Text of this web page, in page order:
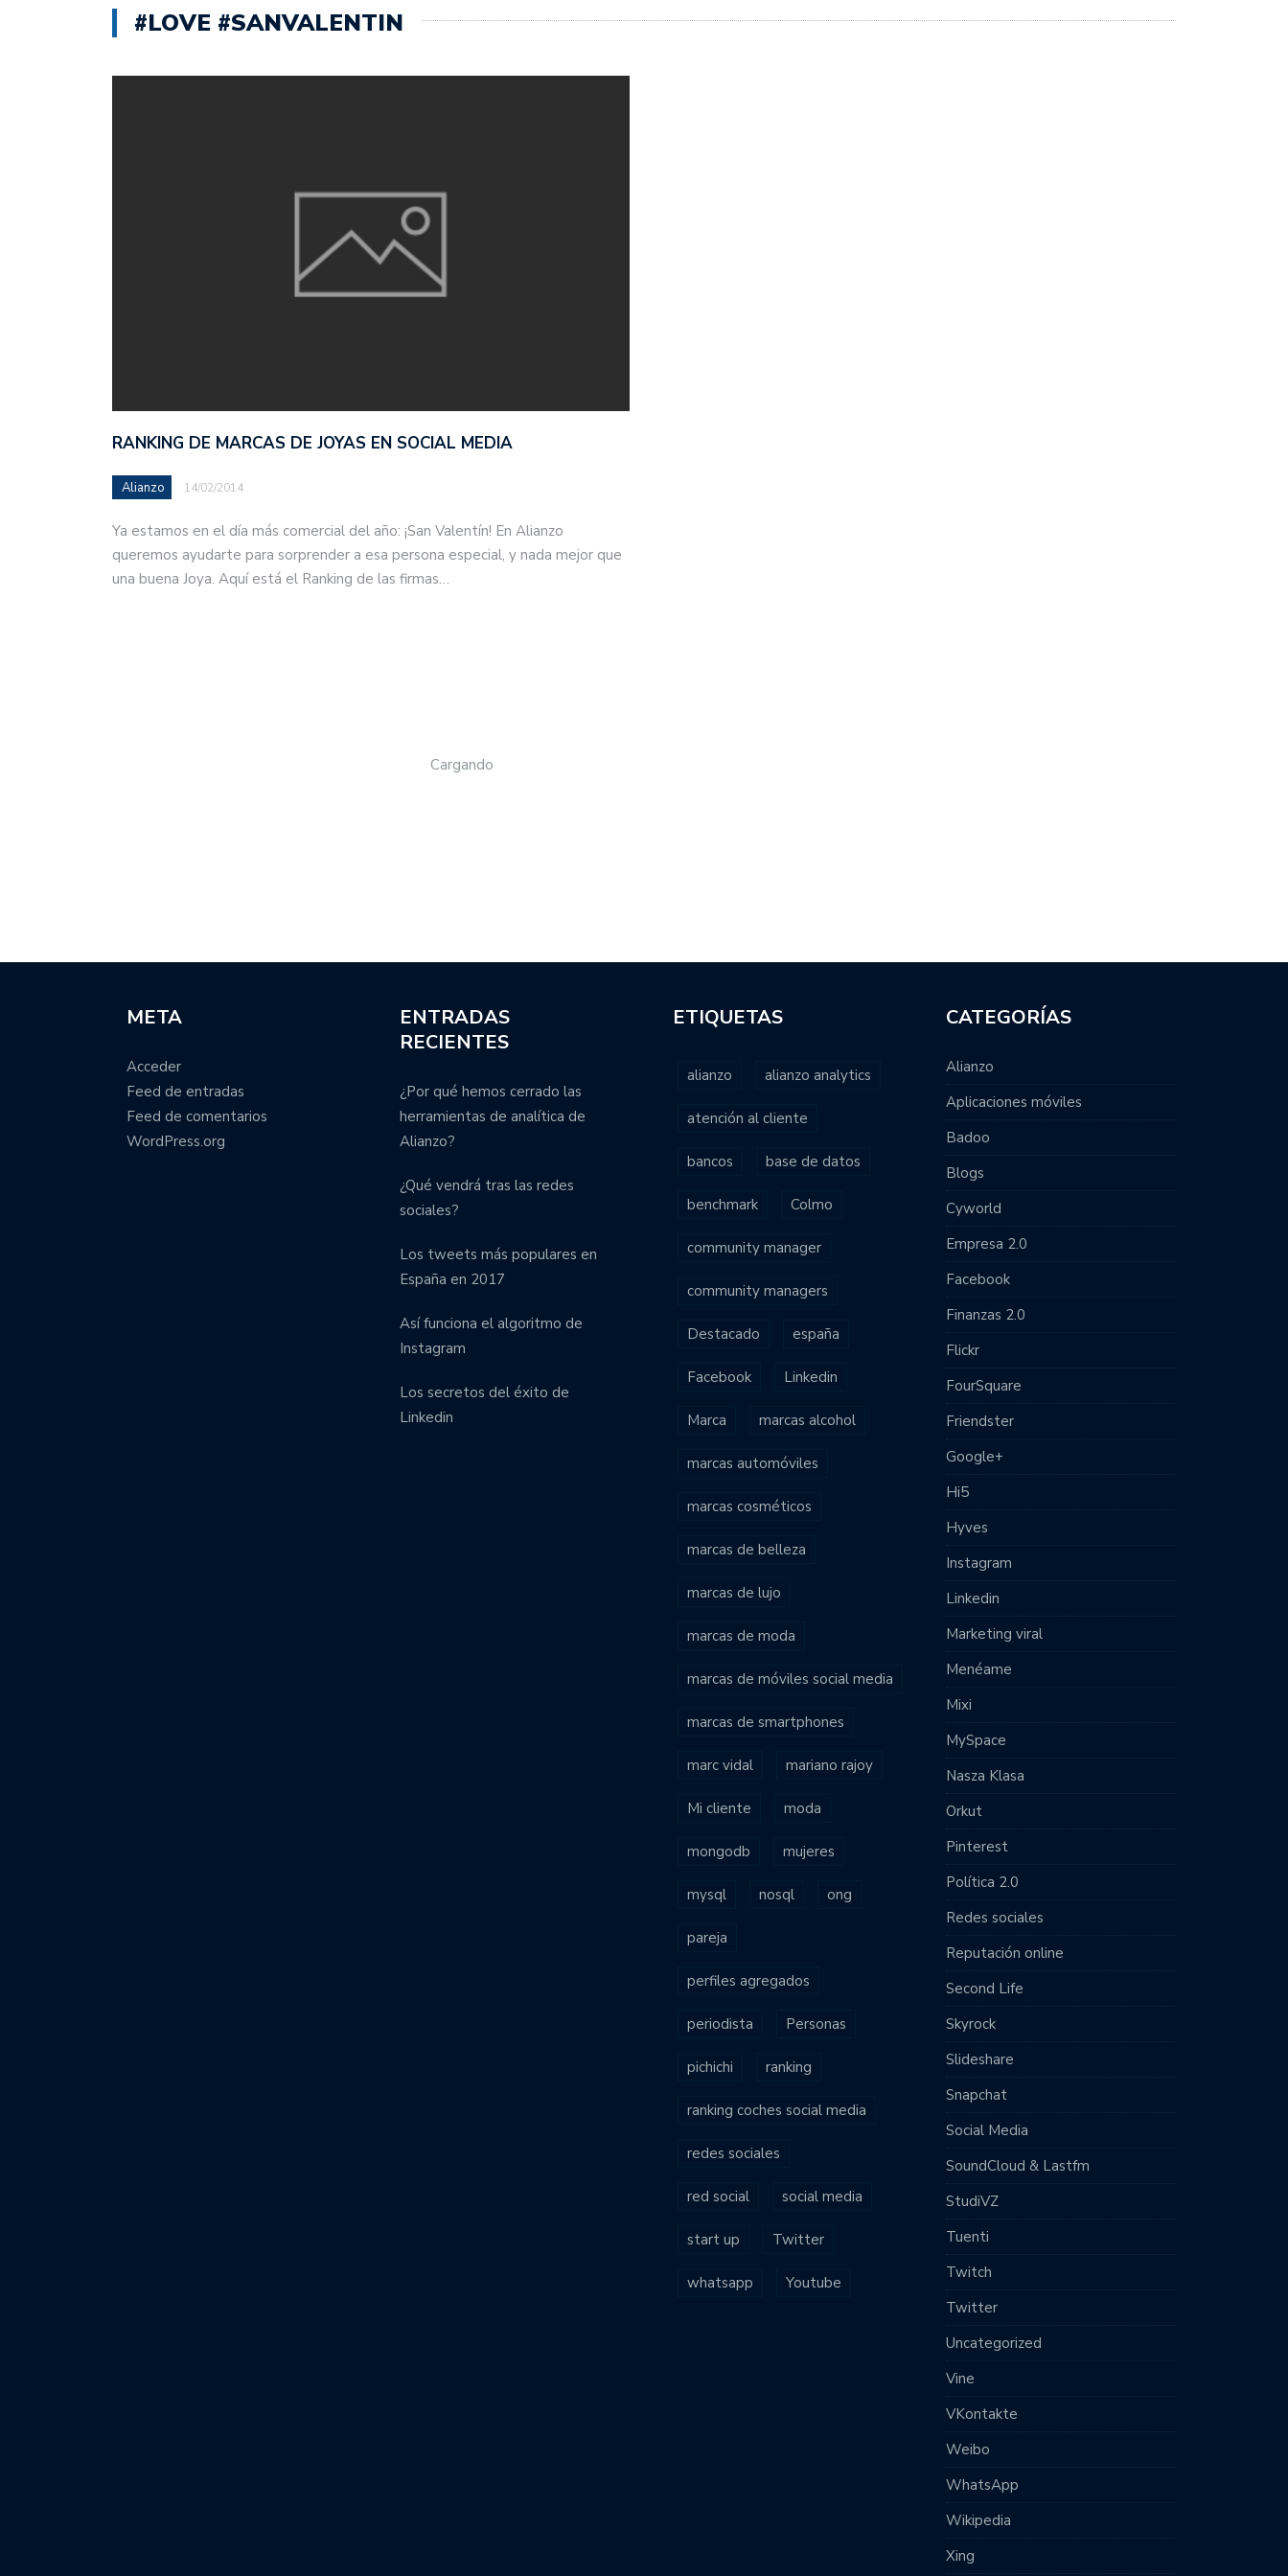
#LOVE #SANVALENTIN
RANKING DE MARCAS DE JOYAS EN SOCIAL MEDIA
Alianzo 14/02/2014
Ya estamos en el día más comercial del año: ¡San Valentín! En Alianzo
queremos ayudarte para sorprender a esa persona especial, y nada mejor que
una buena Joya. Aquí está el Ranking de las firmas…
Cargando
META
Acceder
Feed de entradas
Feed de comentarios
WordPress.org
ENTRADAS
RECIENTES
¿Por qué hemos cerrado las
herramientas de analítica de
Alianzo?
¿Qué vendrá tras las redes
sociales?
Los tweets más populares en
España en 2017
Así funciona el algoritmo de
Instagram
Los secretos del éxito de
Linkedin
ETIQUETAS
alianzo alianzo analytics
atención al cliente
bancos base de datos
benchmark Colmo
community manager
community managers
Destacado españa
Facebook Linkedin
Marca marcas alcohol
marcas automóviles
marcas cosméticos
marcas de belleza
marcas de lujo
marcas de moda
marcas de móviles social media
marcas de smartphones
marc vidal mariano rajoy
Mi cliente moda
mongodb mujeres
mysql nosql ong
pareja
perfiles agregados
periodista Personas
pichichi ranking
ranking coches social media
redes sociales
red social social media
start up Twitter
whatsapp Youtube
CATEGORÍAS
Alianzo
Aplicaciones móviles
Badoo
Blogs
Cyworld
Empresa 2.0
Facebook
Finanzas 2.0
Flickr
FourSquare
Friendster
Google+
Hi5
Hyves
Instagram
Linkedin
Marketing viral
Menéame
Mixi
MySpace
Nasza Klasa
Orkut
Pinterest
Política 2.0
Redes sociales
Reputación online
Second Life
Skyrock
Slideshare
Snapchat
Social Media
SoundCloud & Lastfm
StudiVZ
Tuenti
Twitch
Twitter
Uncategorized
Vine
VKontakte
Weibo
WhatsApp
Wikipedia
Xing